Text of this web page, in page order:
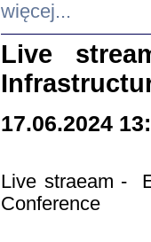
więcej...
Live
17.06.2024
Live straeam -
Conference